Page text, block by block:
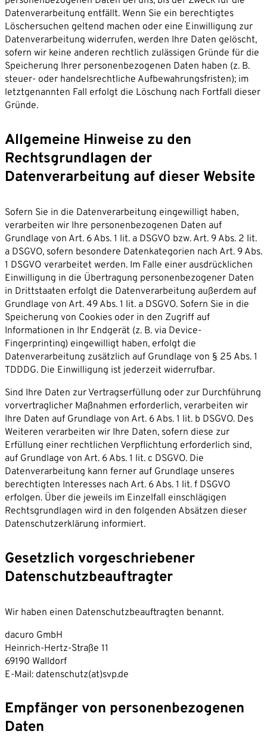
Datenverarbeitung entfällt. Wenn Sie ein berechtigtes
Löschersuchen geltend machen oder eine Einwilligung zur
Datenverarbeitung widerrufen, werden Ihre Daten gelöscht,
sofern wir keine anderen rechtlich zulässigen Gründe für die
Speicherung Ihrer personenbezogenen Daten haben (z. B.
steuer- oder handelsrechtliche Aufbewahrungsfristen); im
letztgenannten Fall erfolgt die Löschung nach Fortfall dieser
Gründe.
Allgemeine Hinweise zu den
Rechtsgrundlagen der
Datenverarbeitung auf dieser Website
Sofern Sie in die Datenverarbeitung eingewilligt haben,
verarbeiten wir Ihre personenbezogenen Daten auf
Grundlage von Art. 6 Abs. 1 lit. a DSGVO bzw. Art. 9 Abs. 2 lit.
a DSGVO, sofern besondere Datenkategorien nach Art. 9 Abs.
1 DSGVO verarbeitet werden. Im Falle einer ausdrücklichen
Einwilligung in die Übertragung personenbezogener Daten
in Drittstaaten erfolgt die Datenverarbeitung außerdem auf
Grundlage von Art. 49 Abs. 1 lit. a DSGVO. Sofern Sie in die
Speicherung von Cookies oder in den Zugriff auf
Informationen in Ihr Endgerät (z. B. via Device-
Fingerprinting) eingewilligt haben, erfolgt die
Datenverarbeitung zusätzlich auf Grundlage von § 25 Abs. 1
TDDDG. Die Einwilligung ist jederzeit widerrufbar.
Sind Ihre Daten zur Vertragserfüllung oder zur Durchführung
vorvertraglicher Maßnahmen erforderlich, verarbeiten wir
Ihre Daten auf Grundlage von Art. 6 Abs. 1 lit. b DSGVO. Des
Weiteren verarbeiten wir Ihre Daten, sofern diese zur
Erfüllung einer rechtlichen Verpflichtung erforderlich sind,
auf Grundlage von Art. 6 Abs. 1 lit. c DSGVO. Die
Datenverarbeitung kann ferner auf Grundlage unseres
berechtigten Interesses nach Art. 6 Abs. 1 lit. f DSGVO
erfolgen. Über die jeweils im Einzelfall einschlägigen
Rechtsgrundlagen wird in den folgenden Absätzen dieser
Datenschutzerklärung informiert.
Gesetzlich vorgeschriebener
Datenschutzbeauftragter
Wir haben einen Datenschutzbeauftragten benannt.
dacuro GmbH
Heinrich-Hertz-Straße 11
69190 Walldorf
E-Mail: datenschutz(at)svp.de
Empfänger von personenbezogenen
Daten